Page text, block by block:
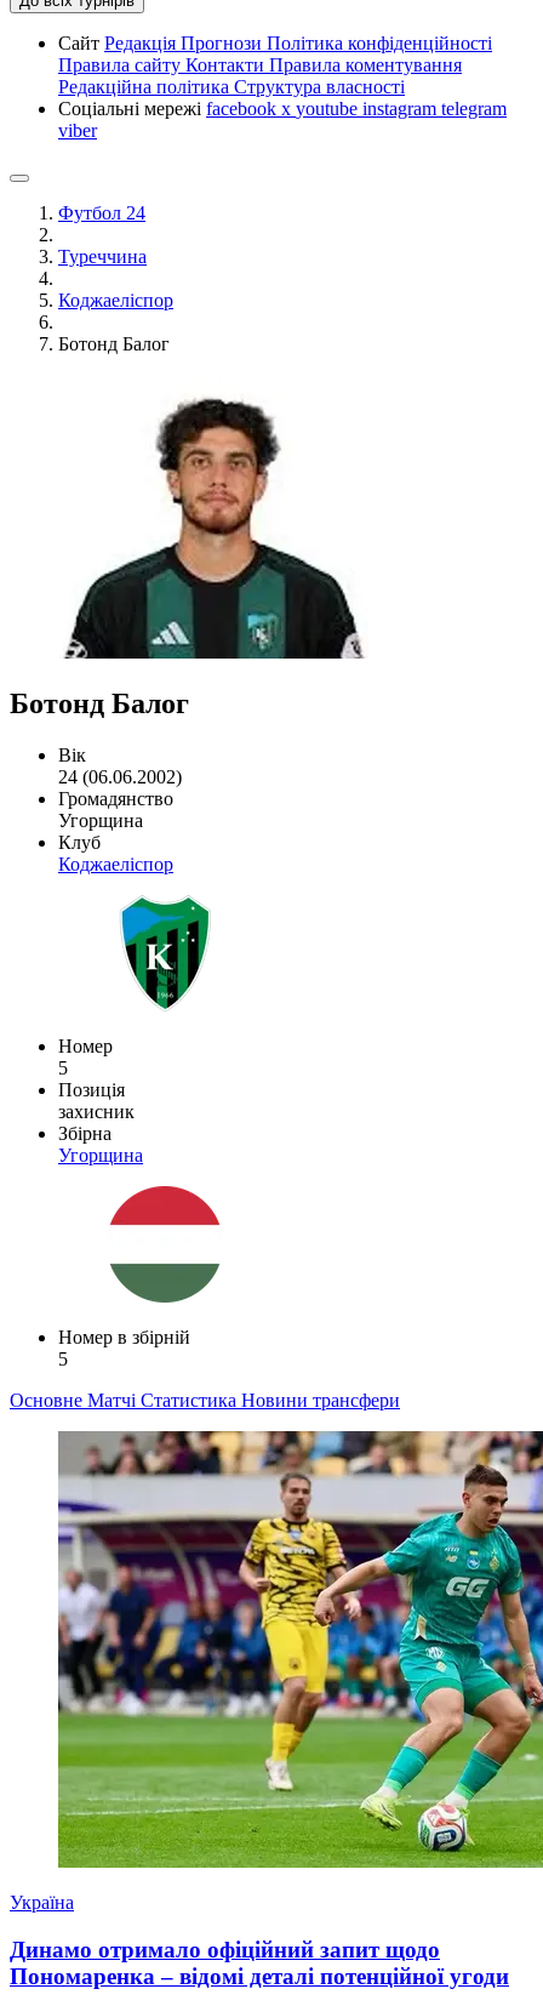
Сайт Редакція Прогнози Політика конфіденційності
Правила сайту Контакти Правила коментування
Редакційна політика Структура власності
Соціальні мережі facebook x youtube instagram telegram
viber
Футбол 24
Туреччина
Коджаеліспор
Ботонд Балог
Ботонд Балог
Вік
24 (06.06.2002)
Громадянство
Угорщина
Клуб
Коджаеліспор
Номер
5
Позиція
захисник
Збірна
Угорщина
Номер в збірній
5
Основне Матчі Статистика Новини трансфери
Україна
Динамо отримало офіційний запит щодо
Пономаренка – відомі деталі потенційної угоди